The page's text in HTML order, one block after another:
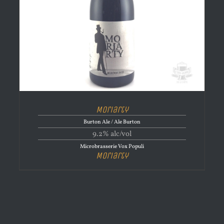
Moriarty
Burton Ale / Ale Burton
9.2% alc/vol
Microbrasserie Vox Populi
Moriarty